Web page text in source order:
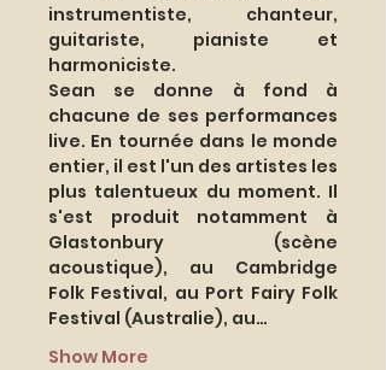
instrumentiste, chanteur,
guitariste, pianiste et
harmoniciste.
Sean se donne à fond à
chacune de ses performances
live. En tournée dans le monde
entier, il est l'un des artistes les
plus talentueux du moment. Il
s'est produit notamment à
Glastonbury (scène
acoustique), au Cambridge
Folk Festival, au Port Fairy Folk
Festival (Australie), au…
Show More